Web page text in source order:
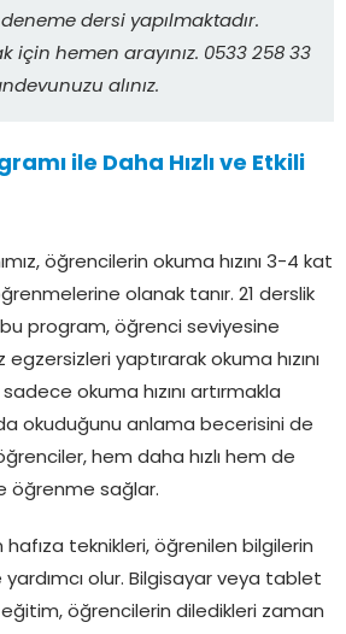
dersi yapılmaktadır.
için hemen arayınız. 0533 258 33
alınız.
ile Daha Hızlı ve Etkili
öğrencilerin okuma hızını 3-4 kat
olanak tanır. 21 derslik
program, öğrenci seviyesine
yaptırarak okuma hızını
okuma hızını artırmakla
okuduğunu anlama becerisini de
hem daha hızlı hem de
öğrenme sağlar.
hafıza teknikleri, öğrenilen bilgilerin
yardımcı olur. Bilgisayar veya tablet
öğrencilerin diledikleri zaman